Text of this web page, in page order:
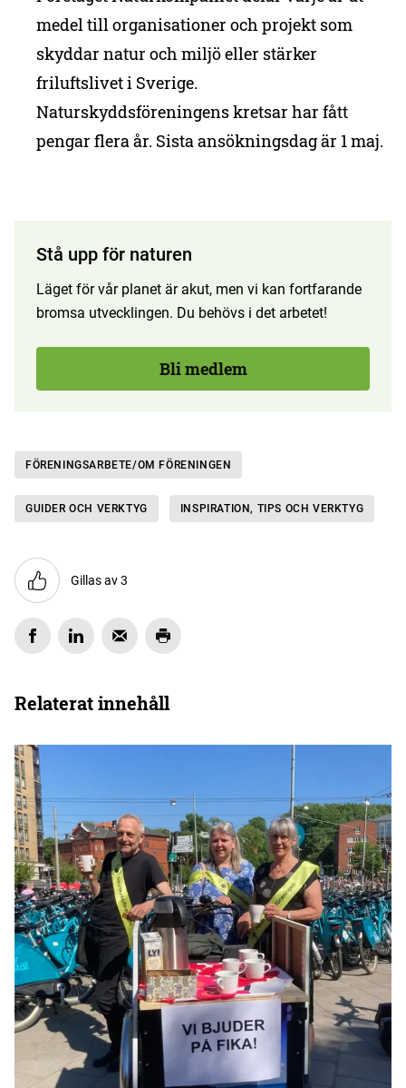
medel till organisationer och projekt som
skyddar natur och miljö eller stärker
friluftslivet i Sverige.
Naturskyddsföreningens kretsar har fått
pengar flera år. Sista ansökningsdag är 1 maj.
Stå upp för naturen
Läget för vår planet är akut, men vi kan fortfarande
bromsa utvecklingen. Du behövs i det arbetet!
Bli medlem
FÖRENINGSARBETE/OM FÖRENINGEN
GUIDER OCH VERKTYG INSPIRATION, TIPS OCH VERKTYG
Gillas av 3
Relaterat innehåll